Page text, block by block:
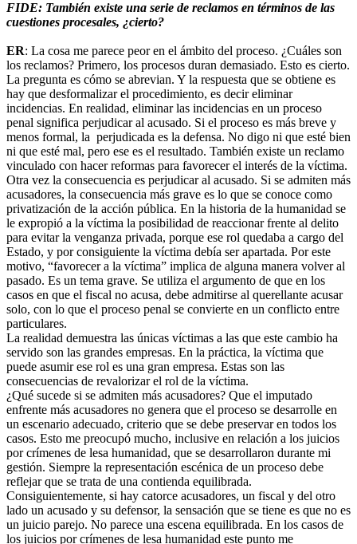
FIDE: También existe una serie de reclamos en términos de las
cuestiones procesales, ¿cierto?
ER: La cosa me parece peor en el ámbito del proceso. ¿Cuáles son
los reclamos? Primero, los procesos duran demasiado. Esto es cierto.
La pregunta es cómo se abrevian. Y la respuesta que se obtiene es
hay que desformalizar el procedimiento, es decir eliminar
incidencias. En realidad, eliminar las incidencias en un proceso
penal significa perjudicar al acusado. Si el proceso es más breve y
menos formal, la perjudicada es la defensa. No digo ni que esté bien
ni que esté mal, pero ese es el resultado. También existe un reclamo
vinculado con hacer reformas para favorecer el interés de la víctima.
Otra vez la consecuencia es perjudicar al acusado. Si se admiten más
acusadores, la consecuencia más grave es lo que se conoce como
privatización de la acción pública. En la historia de la humanidad se
le expropió a la víctima la posibilidad de reaccionar frente al delito
para evitar la venganza privada, porque ese rol quedaba a cargo del
Estado, y por consiguiente la víctima debía ser apartada. Por este
motivo, “favorecer a la víctima” implica de alguna manera volver al
pasado. Es un tema grave. Se utiliza el argumento de que en los
casos en que el fiscal no acusa, debe admitirse al querellante acusar
solo, con lo que el proceso penal se convierte en un conflicto entre
particulares.
La realidad demuestra las únicas víctimas a las que este cambio ha
servido son las grandes empresas. En la práctica, la víctima que
puede asumir ese rol es una gran empresa. Estas son las
consecuencias de revalorizar el rol de la víctima.
¿Qué sucede si se admiten más acusadores? Que el imputado
enfrente más acusadores no genera que el proceso se desarrolle en
un escenario adecuado, criterio que se debe preservar en todos los
casos. Esto me preocupó mucho, inclusive en relación a los juicios
por crímenes de lesa humanidad, que se desarrollaron durante mi
gestión. Siempre la representación escénica de un proceso debe
reflejar que se trata de una contienda equilibrada.
Consiguientemente, si hay catorce acusadores, un fiscal y del otro
lado un acusado y su defensor, la sensación que se tiene es que no es
un juicio parejo. No parece una escena equilibrada. En los casos de
los juicios por crímenes de lesa humanidad este punto me